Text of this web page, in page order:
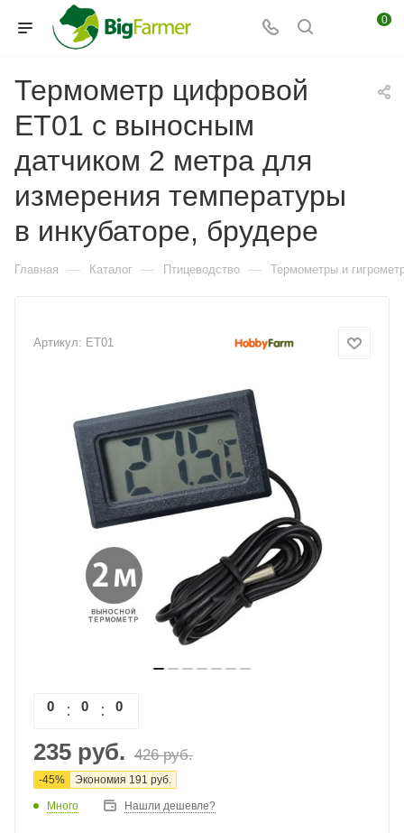
0
Термометр цифровой
ET01 с выносным
датчиком 2 метра для
измерения температуры
в инкубаторе, брудере
Главная — Каталог — Птицеводство — Термометры и
Артикул: ET01
0 0 0
235 руб. 426руб.
-45% Экономия 191 руб.
Много Нашли дешевле?